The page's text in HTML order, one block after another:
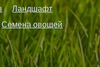
Ландшафт
Семена овощей